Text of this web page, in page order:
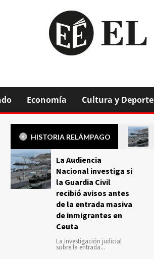
Economía Cultura y Deporte
HISTORIA RELÁMPAGO
La Audiencia
Nacional investiga si
la Guardia Civil
recibió avisos antes
de la entrada masiva
de inmigrantes en
Ceuta
La investigación judicial
sobre la entrada...